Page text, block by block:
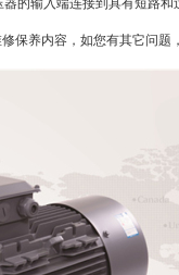
的输入端连接到具有短路和
保养内容，如您有其它问题